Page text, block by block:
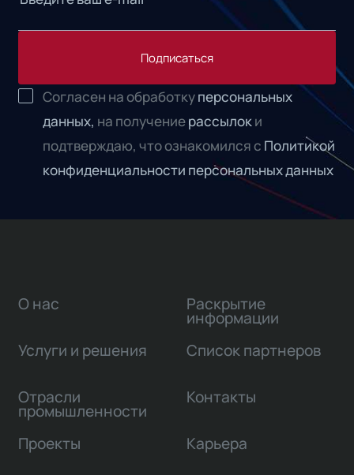
Подписаться
Согласен на обработкуперсональных
данных, на получениерассылоки
подтверждаю, что ознакомился с Политикой
конфиденциальности персональных данных
О нас
Услуги и решения
Отрасли
промышленности
Проекты
Раскрытие
информации
Список партнеров
Контакты
Карьера